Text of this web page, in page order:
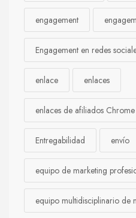
engagement
Engagement en redes
enlace enlaces
enlaces de afiliados Chrome
Entregabilidad envío
equipo de marketing
equipo multidisciplinario de